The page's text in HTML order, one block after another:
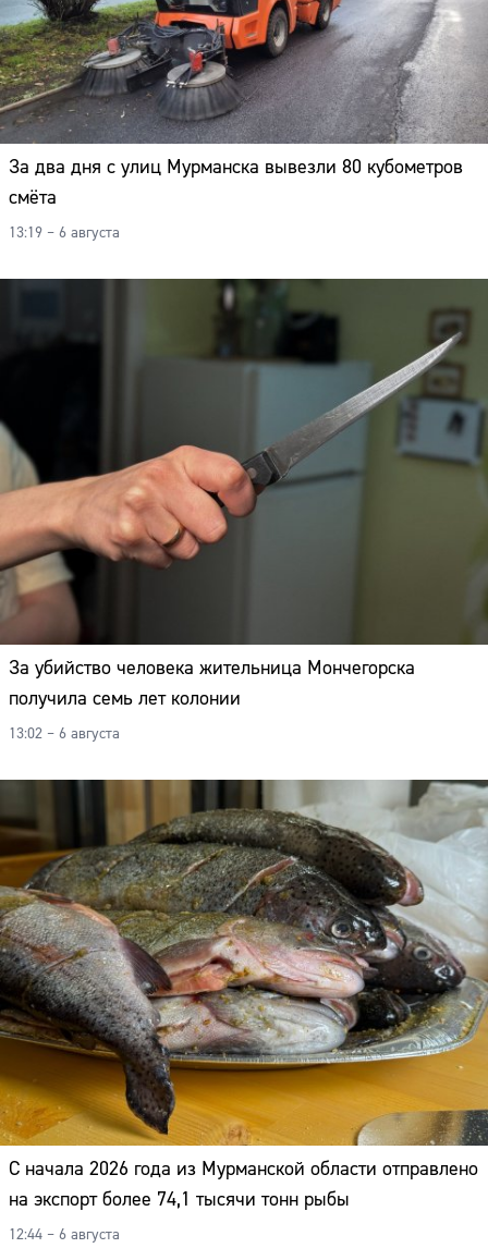
За два дня с улиц Мурманска вывезли 80 кубометров
смёта
13:19 – 6 августа
За убийство человека жительница Мончегорска
получила семь лет колонии
13:02 – 6 августа
С начала 2026 года из Мурманской области отправлено
на экспорт более 74,1 тысячи тонн рыбы
12:44 – 6 августа